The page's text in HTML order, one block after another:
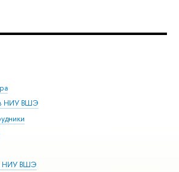
в НИУ ВШЭ
НИУ ВШЭ